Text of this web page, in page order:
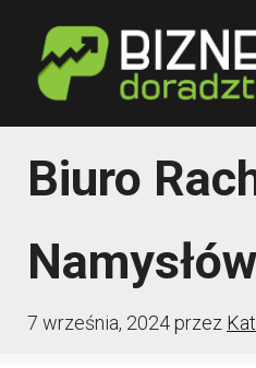
treści
Biuro
Namysłów
7 września, 2024przez